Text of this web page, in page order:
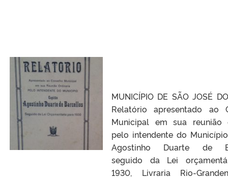
MUNICÍPIO DE SÃO JOSÉ
Relatório apresentado ao
Municipal em sua reunião
pelo intendente do
Agostinho Duarte de
seguido da Lei
1930, Livraria Rio-